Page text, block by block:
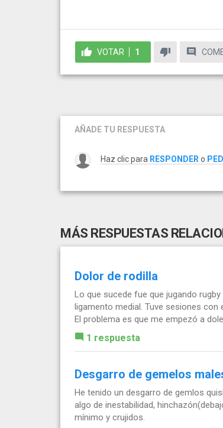
VOTAR 1
AÑADE TU RESPUESTA
Haz clic para RESPONDER o
MÁS RESPUESTAS
Dolor de rodilla
Lo que sucede fue que jugando
ligamento medial. Tuve sesiones
El problema es que me empezó a
1 respuesta
Desgarro de gemelos
He tenido un desgarro de gemlos
algo de inestabilidad,
mínimo y crujidos.